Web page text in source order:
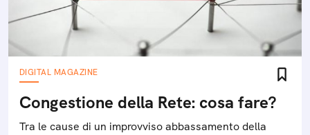
DIGITAL MAGAZINE
Congestione della Rete: cosa fare?
Tra le cause di un improvviso abbassamento della